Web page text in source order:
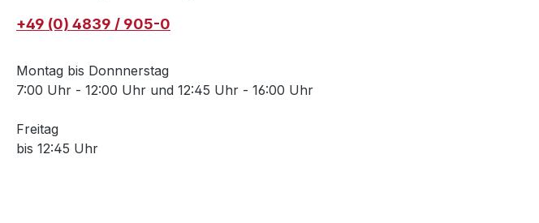
+49 (0) 4839 / 905-0
Montag bis Donnnerstag
7:00 Uhr - 12:00 Uhr und 12:45 Uhr - 16:00 Uhr
Freitag
bis 12:45 Uhr